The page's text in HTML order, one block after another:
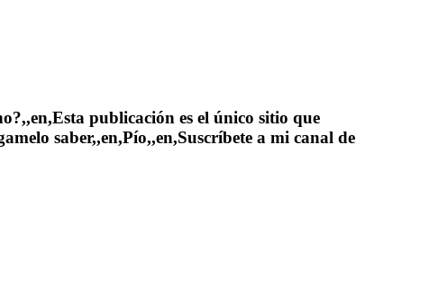
publicación es el único sitio que
saber,,en,Pío,,en,Suscríbete a mi canal de